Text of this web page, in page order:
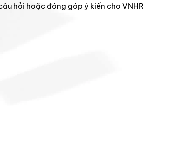
hỏi hoặc đóng góp ý kiến cho VNHR